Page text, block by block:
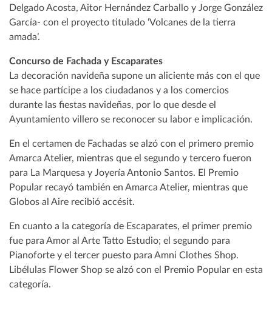
Delgado Acosta, Aitor Hernández Carballo y Jorge González
García- con el proyecto titulado ‘Volcanes de la tierra
amada’.
Concurso de Fachada y Escaparates
La decoración navideña supone un aliciente más con el que
se hace partícipe a los ciudadanos y a los comercios
durante las fiestas navideñas, por lo que desde el
Ayuntamiento villero se reconocer su labor e implicación.
En el certamen de Fachadas se alzó con el primero premio
Amarca Atelier, mientras que el segundo y tercero fueron
para La Marquesa y Joyería Antonio Santos. El Premio
Popular recayó también en Amarca Atelier, mientras que
Globos al Aire recibió accésit.
En cuanto a la categoría de Escaparates, el primer premio
fue para Amor al Arte Tatto Estudio; el segundo para
Pianoforte y el tercer puesto para Amni Clothes Shop.
Libélulas Flower Shop se alzó con el Premio Popular en esta
categoría.